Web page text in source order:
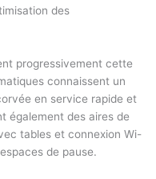
des
progressivement cette
connaissent un
en service rapide et
également des aires de
tables et connexion Wi-
de pause.